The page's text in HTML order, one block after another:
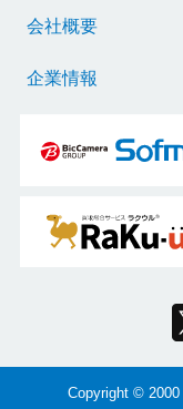
会社概要
企業情報
Copyright © 2000